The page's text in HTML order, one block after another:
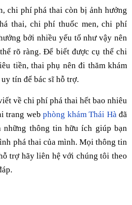
chi phí phá thai còn bị ảnh hưởng
thai, chi phí thuốc men, chi phí
bởi nhiều yếu tố như vậy nên
rõ ràng. Để biết được cụ thể chi
tiền, thai phụ nên đi thăm khám
tín để bác sĩ hỗ trợ.
về chi phí phá thai hết bao nhiêu
trang web phòng khám Thái Hàđã
những thông tin hữu ích giúp bạn
phá thai của mình. Mọi thông tin
trợ hãy liên hệ với chúng tôi theo